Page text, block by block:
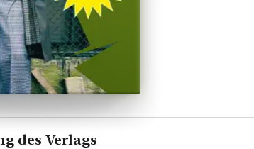
des Verlags